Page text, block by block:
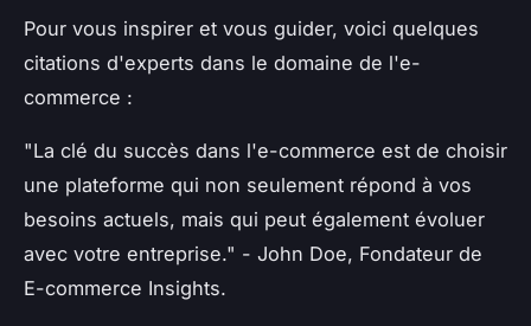
Pour vous inspirer et vous guider, voici quelques
citations d'experts dans le domaine de l'e-
commerce :
"La clé du succès dans l'e-commerce est de choisir
une plateforme qui non seulement répond à vos
besoins actuels, mais qui peut également évoluer
avec votre entreprise." - John Doe, Fondateur de
E-commerce Insights.